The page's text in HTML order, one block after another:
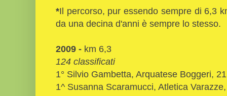
*Il percorso, pur essendo sempre di 6,3
da una decina d'anni è sempre lo stesso.
2009 - km 6,3
124 classificati
1° Silvio Gambetta, Arquatese Boggeri,
1^ Susanna Scaramucci, Atletica